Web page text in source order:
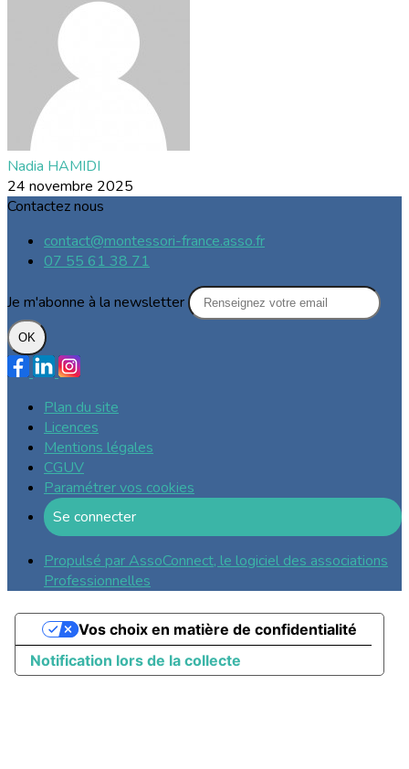
Nadia HAMIDI
24 novembre 2025
Contactez nous
contact@montessori-france.asso.fr
07 55 61 38 71
Je m'abonne à la newsletter
OK
Plan du site
Licences
Mentions légales
CGUV
Paramétrer vos cookies
Se connecter
Propulsé par AssoConnect, le logiciel des associations
Professionnelles
Notification lors de la collecte
Vos choix en matière de confidentialité